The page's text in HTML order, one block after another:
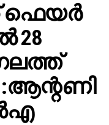
ഫെയർ
28
:ആന്റണി